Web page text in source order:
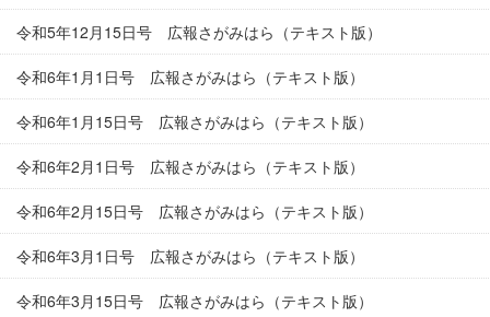
令和5年12月15日号 広報さがみはら（テキスト版）
令和6年1月1日号 広報さがみはら（テキスト版）
令和6年1月15日号 広報さがみはら（テキスト版）
令和6年2月1日号 広報さがみはら（テキスト版）
令和6年2月15日号 広報さがみはら（テキスト版）
令和6年3月1日号 広報さがみはら（テキスト版）
令和6年3月15日号 広報さがみはら（テキスト版）